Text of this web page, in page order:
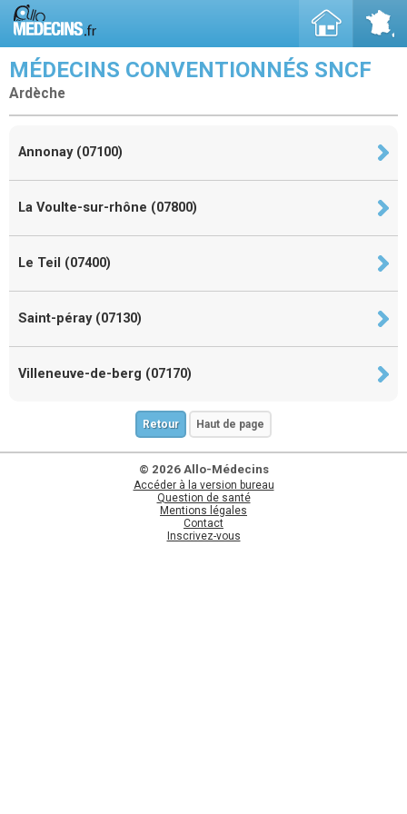
MÉDECINS CONVENTIONNÉS SNCF
Ardèche
Annonay (07100)
La Voulte-sur-rhône (07800)
Le Teil (07400)
Saint-péray (07130)
Villeneuve-de-berg (07170)
Retour Haut de page
© 2026 Allo-Médecins
Accéder à la version bureau
Question de santé
Mentions légales
Contact
Inscrivez-vous